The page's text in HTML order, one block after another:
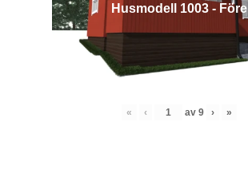
Husmodell 1003 - Före
« ‹ av 9 › »